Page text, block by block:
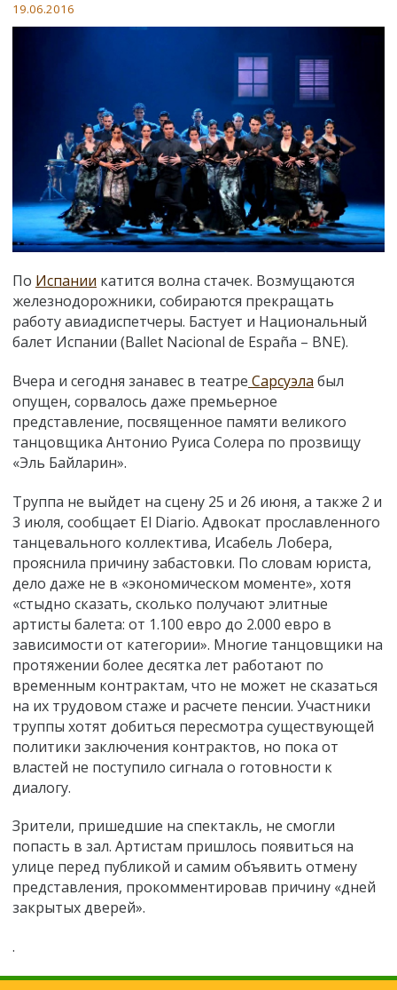
19.06.2016
По Испании катится волна стачек. Возмущаются
железнодорожники, собираются прекращать
работу авиадиспетчеры. Бастует и Национальный
балет Испании (Ballet Nacional de España – BNE).
Вчера и сегодня занавес в театре Сарсуэла был
опущен, сорвалось даже премьерное
представление, посвященное памяти великого
танцовщика Антонио Руиса Солера по прозвищу
«Эль Байларин».
Труппа не выйдет на сцену 25 и 26 июня, а также 2 и
3 июля, сообщает El Diario. Адвокат прославленного
танцевального коллектива, Исабель Лобера,
прояснила причину забастовки. По словам юриста,
дело даже не в «экономическом моменте», хотя
«стыдно сказать, сколько получают элитные
артисты балета: от 1.100 евро до 2.000 евро в
зависимости от категории». Многие танцовщики на
протяжении более десятка лет работают по
временным контрактам, что не может не сказаться
на их трудовом стаже и расчете пенсии. Участники
труппы хотят добиться пересмотра существующей
политики заключения контрактов, но пока от
властей не поступило сигнала о готовности к
диалогу.
Зрители, пришедшие на спектакль, не смогли
попасть в зал. Артистам пришлось появиться на
улице перед публикой и самим объявить отмену
представления, прокомментировав причину «дней
закрытых дверей».
.